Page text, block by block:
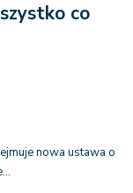
co
nowa ustawa o